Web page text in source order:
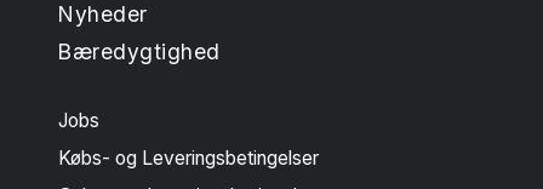
Nyheder
Bæredygtighed
Jobs
Købs- og Leveringsbetingelser